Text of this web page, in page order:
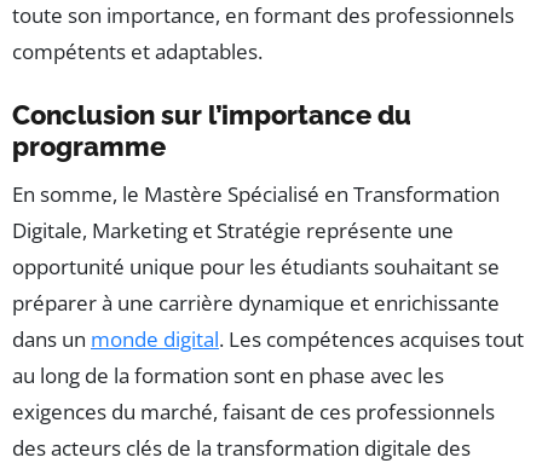
toute son importance, en formant des professionnels
compétents et adaptables.
Conclusion sur l’importance du
programme
En somme, le Mastère Spécialisé en Transformation
Digitale, Marketing et Stratégie représente une
opportunité unique pour les étudiants souhaitant se
préparer à une carrière dynamique et enrichissante
dans un monde digital. Les compétences acquises tout
au long de la formation sont en phase avec les
exigences du marché, faisant de ces professionnels
des acteurs clés de la transformation digitale des